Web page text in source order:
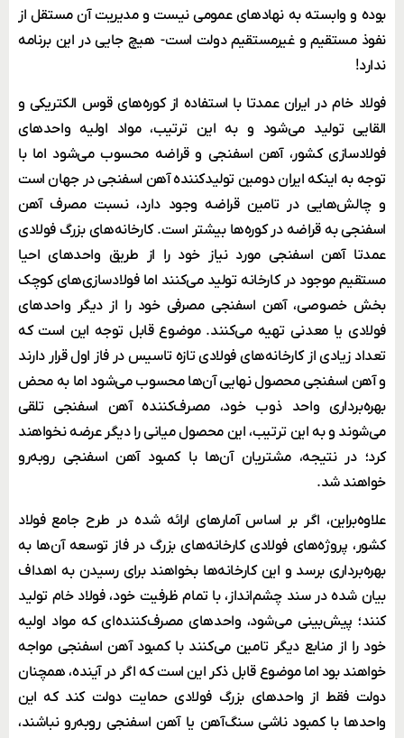
بوده و وابسته به نهادهای عمومی نیست و مدیریت آن مستقل از
نفوذ مستقیم و غیرمستقیم دولت است- هیچ جایی در این برنامه
ندارد!
فولاد خام در ایران عمدتا با استفاده از کوره‌های قوس الکتریکی و
القایی تولید می‌شود و به این ترتیب، مواد اولیه واحدهای
فولادسازی کشور، آهن اسفنجی و قراضه محسوب می‌شود اما با
توجه به اینکه ایران دومین تولیدکننده آهن اسفنجی در جهان است
و چالش‌هایی در تامین قراضه وجود دارد، نسبت مصرف آهن
اسفنجی به قراضه در کوره‌ها بیشتر است. کارخانه‌های بزرگ فولادی
عمدتا آهن اسفنجی مورد نیاز خود را از طریق واحدهای احیا
مستقیم موجود در کارخانه‌ تولید می‌کنند اما فولادسازی‌های کوچک
بخش خصوصی، آهن اسفنجی مصرفی خود را از دیگر واحدهای
فولادی یا معدنی تهیه می‌کنند. موضوع قابل توجه این است که
تعداد زیادی از کارخانه‌های فولادی تازه تاسیس در فاز اول قرار دارند
و آهن اسفنجی محصول نهایی آن‌ها محسوب می‌شود اما به محض
بهره‌برداری واحد ذوب خود، مصرف‌کننده آهن اسفنجی تلقی
می‌شوند و به این ترتیب، این محصول میانی را دیگر عرضه نخواهند
کرد؛ در نتیجه، مشتریان آن‌ها با کمبود آهن اسفنجی روبه‌رو
خواهند شد.
علاوه‌براین، اگر بر اساس آمارهای ارائه شده در طرح جامع فولاد
کشور، پروژه‌های فولادی کارخانه‌های بزرگ در فاز توسعه آن‌ها به
بهره‌برداری برسد و این کارخانه‌ها بخواهند برای رسیدن به اهداف
بیان شده در سند چشم‌انداز، با تمام ظرفیت خود، فولاد خام تولید
کنند؛ پیش‌بینی می‌شود، واحدهای مصرف‌کننده‌ای که مواد اولیه
خود را از منابع دیگر تامین می‌کنند با کمبود آهن اسفنجی مواجه
خواهند بود اما موضوع قابل ذکر این است که اگر در آینده، همچنان
دولت فقط از واحدهای بزرگ فولادی حمایت دولت کند که این
واحدها با کمبود ناشی سنگ‌آهن یا آهن اسفنجی روبه‌رو نباشند،